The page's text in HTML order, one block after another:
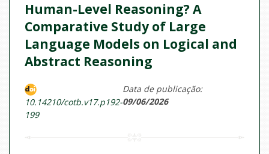
Human-Level Reasoning? A
Comparative Study of Large
Language Models on Logical and
Abstract Reasoning
10.14210/cotb.v17.p192-
199
Data de publicação:
09/06/2026